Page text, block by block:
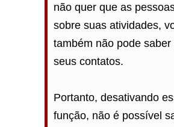
não quer que as
sobre suas atividades,
também não pode saber
seus contatos.
Portanto, desativando
função, não é possível